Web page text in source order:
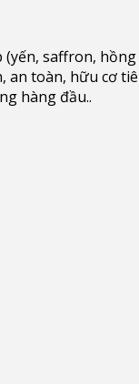
saffron,
toàn, hữu cơ
hàng đầu..